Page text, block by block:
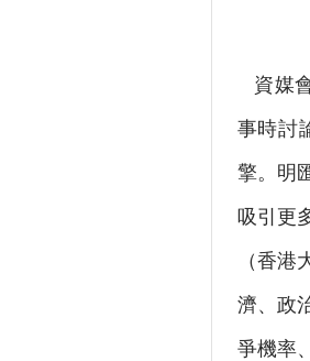
資媒
事時討
擎。明
吸引更
（香
濟、政
爭機率